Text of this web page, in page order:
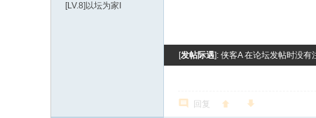
[LV.8]以坛为家I
[发帖际遇]: 侠客A 在论坛发帖时没
回复